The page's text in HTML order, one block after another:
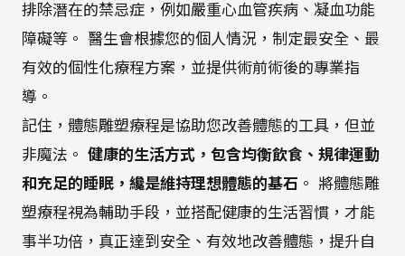
排除潛在的禁忌症，例如嚴重心血管疾病、凝血功能
障礙等。 醫生會根據您的個人情況，制定最安全、最
有效的個性化療程方案，並提供術前術後的專業指
導。
記住，體態雕塑療程是協助您改善體態的工具，但並
非魔法。 健康的生活方式，包含均衡飲食、規律運動
和充足的睡眠，纔是維持理想體態的基石 。 將體態雕
塑療程視為輔助手段，並搭配健康的生活習慣，才能
事半功倍，真正達到安全、有效地改善體態，提升自